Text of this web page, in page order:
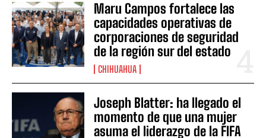
Maru Campos fortalece las
capacidades operativas de
corporaciones de seguridad
de la región sur del estado
CHIHUAHUA
Joseph Blatter: ha llegado el
momento de que una mujer
asuma el liderazgo de la FIFA